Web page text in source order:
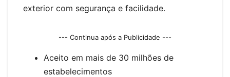
exterior com segurança e facilidade.
--- Continua após a Publicidade ---
Aceito em mais de 30 milhões de
estabelecimentos